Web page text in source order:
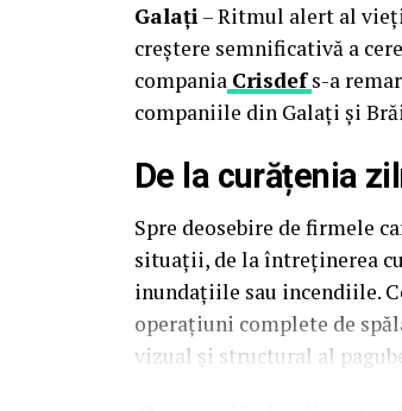
Galați– Ritmul alert al
creștere semnificativă a
compania Crisdef s-a
companiile din Galați și
De la curățenia
Spre deosebire de firmele
situații, de la întreținerea
inundațiile sau incendiile.
operațiuni complete de
vizual și structural al